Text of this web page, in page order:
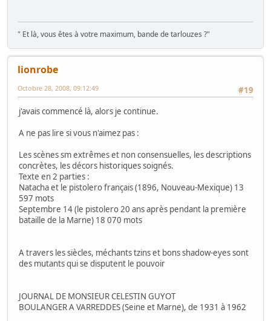
" Et là, vous êtes à votre maximum, bande de tarlouzes ?"
lionrobe
#19
Octobre 28, 2008, 09:12:49
j'avais commencé là, alors je continue.
A ne pas lire si vous n'aimez pas :
Les scènes sm extrêmes et non consensuelles, les descriptions
concrètes, les décors historiques soignés.
Texte en 2 parties :
Natacha et le pistolero français (1896, Nouveau-Mexique) 13
597 mots
Septembre 14 (le pistolero 20 ans après pendant la première
bataille de la Marne) 18 070 mots
A travers les siècles, méchants tzins et bons shadow-eyes sont
des mutants qui se disputent le pouvoir
JOURNAL DE MONSIEUR CELESTIN GUYOT
BOULANGER A VARREDDES (Seine et Marne), de 1931 à 1962